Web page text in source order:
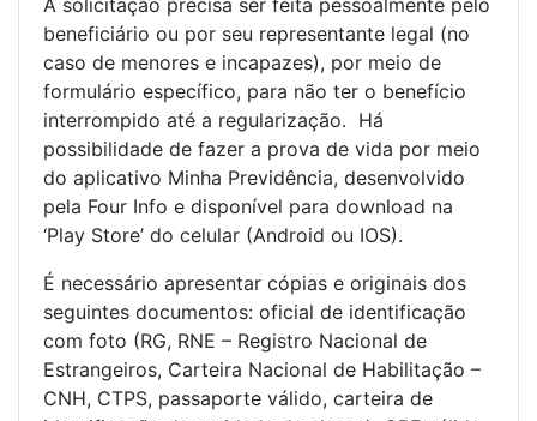
A solicitação precisa ser feita pessoalmente pelo
beneficiário ou por seu representante legal (no
caso de menores e incapazes), por meio de
formulário específico, para não ter o benefício
interrompido até a regularização. Há
possibilidade de fazer a prova de vida por meio
do aplicativo Minha Previdência, desenvolvido
pela Four Info e disponível para download na
‘Play Store’ do celular (Android ou IOS).
É necessário apresentar cópias e originais dos
seguintes documentos: oficial de identificação
com foto (RG, RNE – Registro Nacional de
Estrangeiros, Carteira Nacional de Habilitação –
CNH, CTPS, passaporte válido, carteira de